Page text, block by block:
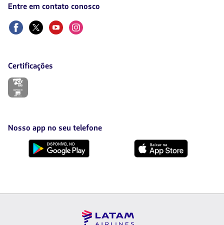
nova
aba.
Entre em contato conosco
FacebookTwitterYoutubeInstagram
Certificações
O
uma
nova
aba.
Nosso app no seu telefone